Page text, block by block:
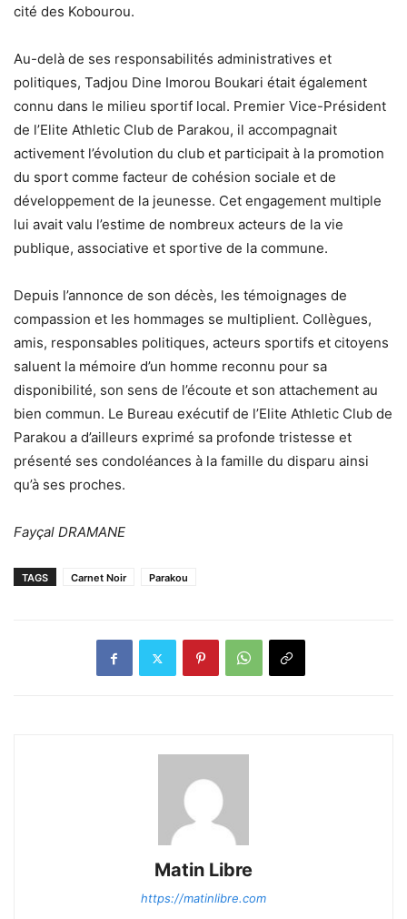
cité des Kobourou.
Au-delà de ses responsabilités administratives et
politiques, Tadjou Dine Imorou Boukari était également
connu dans le milieu sportif local. Premier Vice-Président
de l’Elite Athletic Club de Parakou, il accompagnait
activement l’évolution du club et participait à la promotion
du sport comme facteur de cohésion sociale et de
développement de la jeunesse. Cet engagement multiple
lui avait valu l’estime de nombreux acteurs de la vie
publique, associative et sportive de la commune.
Depuis l’annonce de son décès, les témoignages de
compassion et les hommages se multiplient. Collègues,
amis, responsables politiques, acteurs sportifs et citoyens
saluent la mémoire d’un homme reconnu pour sa
disponibilité, son sens de l’écoute et son attachement au
bien commun. Le Bureau exécutif de l’Elite Athletic Club de
Parakou a d’ailleurs exprimé sa profonde tristesse et
présenté ses condoléances à la famille du disparu ainsi
qu’à ses proches.
Fayçal DRAMANE
TAGS Carnet Noir Parakou
Matin Libre
https://matinlibre.com